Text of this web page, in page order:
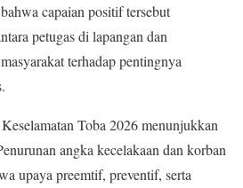
capaian positif tersebut
petugas di lapangan dan
terhadap pentingnya
Toba 2026 menunjukkan
angka kecelakaan dan korban
upaya preemtif, preventif, serta